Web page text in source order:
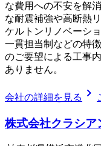
な費用への不安を解
な耐震補強や高断熱
ケルトンリノベーシ
一貫担当制などの特
のご要望による工事
ありません。
会社の詳細を見る chevron_right
株式会社クラシア